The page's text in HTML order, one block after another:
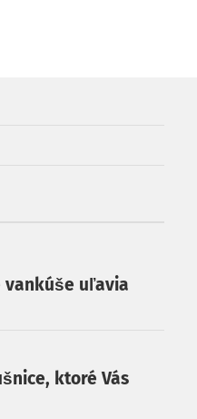
vankúše uľavia
ktoré Vás